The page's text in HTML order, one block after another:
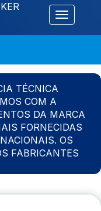
Alternar
TÉCNICA
COM A
DA MARCA
FORNECIDAS
OS
FABRICANTES